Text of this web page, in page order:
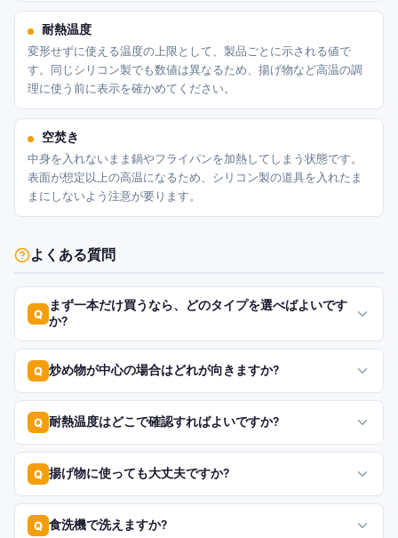
耐熱温度
変形せずに使える温度の上限として、製品ごとに示される値で
す。同じシリコン製でも数値は異なるため、揚げ物など高温の調
理に使う前に表示を確かめてください。
空焚き
中身を入れないまま鍋やフライパンを加熱してしまう状態です。
表面が想定以上の高温になるため、シリコン製の道具を入れたま
まにしないよう注意が要ります。
よくある質問
Q
まず一本だけ買うなら、どのタイプを選べばよいです
か?
Q 炒め物が中心の場合はどれが向きますか?
Q 耐熱温度はどこで確認すればよいですか?
Q 揚げ物に使っても大丈夫ですか?
Q 食洗機で洗えますか?